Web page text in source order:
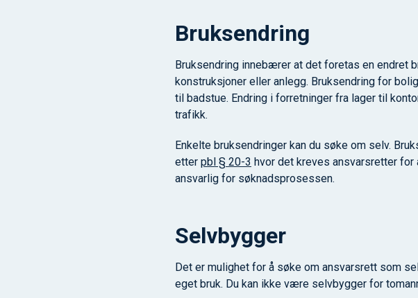
Bruksendring
Bruksendring innebærer at det foretas en endret
konstruksjoner eller anlegg. Bruksendring for
til badstue. Endring i forretninger fra lager til
trafikk.
Enkelte bruksendringer kan du søke om selv.
etter pbl § 20-3 hvor det kreves ansvarsretter for
ansvarlig for søknadsprosessen.
Selvbygger
Det er mulighet for å søke om ansvarsrett som
eget bruk. Du kan ikke være selvbygger for